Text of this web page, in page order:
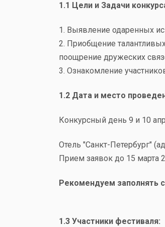
1.1 Цели и Задачи
1. Выявление одаренных
2. Приобщение
поощрение дружеских
3. Ознакомление
1.2 Дата и место
Конкурсный день 9 и 10
Отель "Санкт-Петербург"
Прием заявок до 15 марта
Рекомендуем заполнять
1.3 Участники фестиваля: